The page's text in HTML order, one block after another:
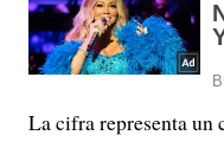
La cifra representa un